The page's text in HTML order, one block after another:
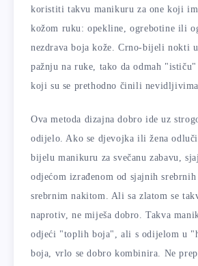
koristiti takvu manikuru za one koji
kožom ruku: opekline, ogrebotine ili
nezdrava boja kože. Crno-bijeli nokti
pažnju na ruke, tako da odmah "ističu"
koji su se prethodno činili nevidljivima.
Ova metoda dizajna dobro ide uz
odijelo. Ako se djevojka ili žena
bijelu manikuru za svečanu zabavu,
odjećom izrađenom od sjajnih
srebrnim nakitom. Ali sa zlatom se
naprotiv, ne miješa dobro. Takva
odjeći "toplih boja", ali s odijelom u
boja, vrlo se dobro kombinira. Ne